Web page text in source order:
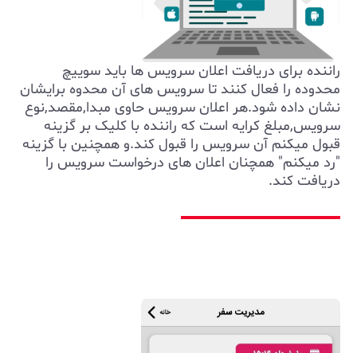
راننده برای دریافت اعلان سرویس ها باید سوییچ
محدوده را فعال کنند تا سرویس های آن محدوه برایشان
نشان داده شود.هر اعلان سرویس حاوی مبدا,مقصد,نوع
سرویس,مبلغ کرایه است که راننده با کلیک بر گزینه
قبول میکنم آن سرویس را قبول کند.و همچنین با گزینه
"رد میکنم" همچنان اعلان های درخواست سرویس را
دریافت کند.